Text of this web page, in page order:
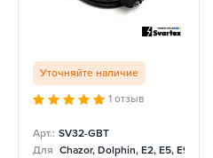
Уточняйте наличие
1 отзыв
Арт.: SV32-GBT
Для Chazor, Dolphin, E2, E5, E9,